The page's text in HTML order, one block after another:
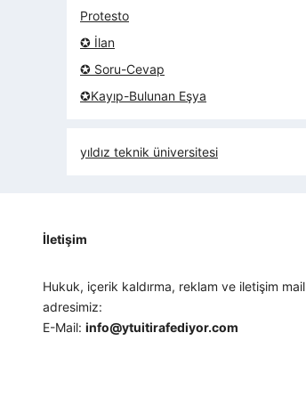
Protesto
✪ İlan
✪ Soru-Cevap
✪Kayıp-Bulunan Eşya
yıldız teknik üniversitesi
İletişim
Hukuk, içerik kaldırma, reklam ve iletişim mail
adresimiz:
E-Mail:info@ytuitirafediyor.com